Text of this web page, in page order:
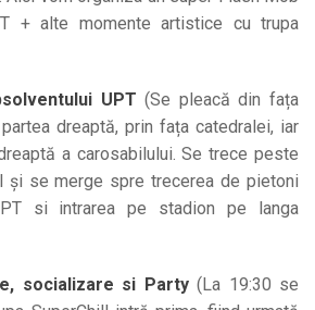
+ alte momente artistice cu trupa
UPT (Se pleacă din fața
dreaptă, prin fața catedralei, iar
a carosabilului. Se trece peste
și se merge spre trecerea de pietoni
si intrarea pe stadion pe langa
socializare si Party(La 19:30 se